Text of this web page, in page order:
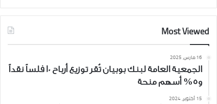
Most Viewed
16 مارس، 2025
الجمعية العامة لبنك بوبيان تُقر توزيع أرباح 10 فلساً نقداً
و5% أسهم منحة
15 أكتوبر، 2024